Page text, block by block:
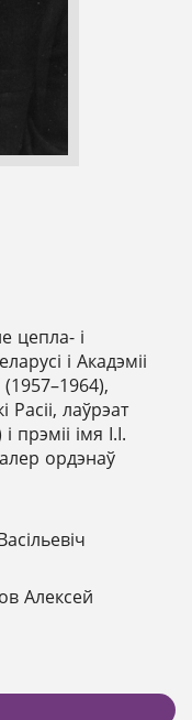
цепла- і
і Акадэміі
(1957–1964),
Расіі, лаўрэат
імя І.І.
ордэнаў
Алексей